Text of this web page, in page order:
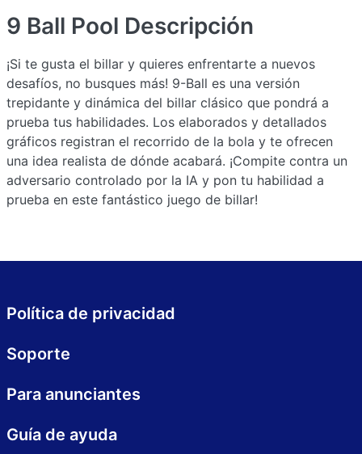
9 Ball Pool Descripción
¡Si te gusta el billar y quieres enfrentarte a nuevos
desafíos, no busques más! 9-Ball es una versión
trepidante y dinámica del billar clásico que pondrá a
prueba tus habilidades. Los elaborados y detallados
gráficos registran el recorrido de la bola y te ofrecen
una idea realista de dónde acabará. ¡Compite contra un
adversario controlado por la IA y pon tu habilidad a
prueba en este fantástico juego de billar!
Política de privacidad
Soporte
Para anunciantes
Guía de ayuda